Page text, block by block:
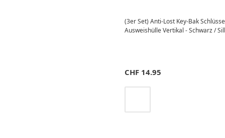
(3er Set) Anti-Lost Key-Bak
Ausweishülle Vertikal - Schwarz /
CHF 14.95